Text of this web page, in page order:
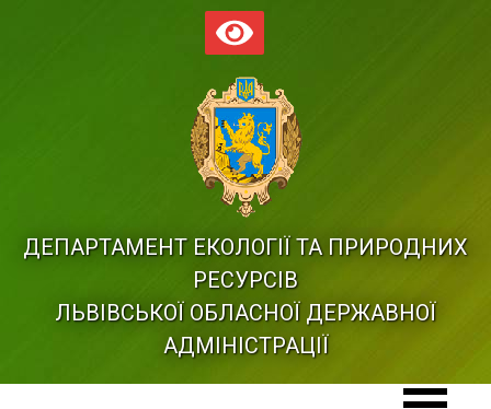
ДЕПАРТАМЕНТ ЕКОЛОГІЇ ТА ПРИРОДНИХ
РЕСУРСІВ
ЛЬВІВСЬКОЇ ОБЛАСНОЇ ДЕРЖАВНОЇ
АДМІНІСТРАЦІЇ